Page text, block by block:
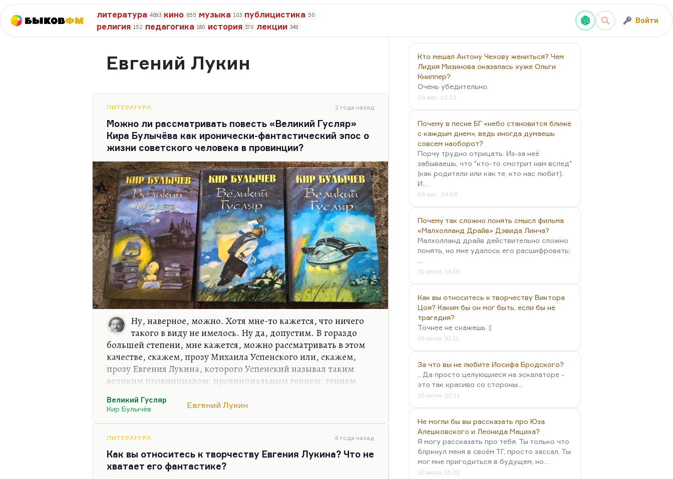
БыковФМ
литература 4693 кино 655 музыка 103 публицистика 50
религия 152 педагогика 180 история 370 лекции 349
Войти
Евгений Лукин
ЛИТЕРАТУРА 2 года назад
Можно ли рассматривать повесть «Великий Гусляр»
Кира Булычёва как иронически-фантастический эпос о
жизни советского человека в провинции?
Ну, наверное, можно. Хотя мне-то кажется, что ничего
такого в виду не имелось. Ну да, допустим. В гораздо
большей степени, мне кажется, можно рассматривать в этом
качестве, скажем, прозу Михаила Успенского или, скажем,
прозу Евгения Лукина, которого Успенский называл таким
великим провинциалом, провинциальным гением, гением
Булычёва, то вот из его сочинений, мне кажется, что самое
откровенное, ну, лучшее изображение провинции — это такая
страшненькая такая. Помните, где на провинциальном базаре
вдруг начинают продавать странные яблоки из параллельного
мира. И вот «провинция…
Великий Гусляр
Кир Булычёв
Евгений Лукин
ЛИТЕРАТУРА 4 года назад
Как вы относитесь к творчеству Евгения Лукина? Что не
хватает его фантастике?
Кто мешал Антону Чехову жениться? Чем
Лидия Мизинова оказалась хуже Ольги
Книппер?
Очень убедительно.
06 авг., 01:23
Почему в песне БГ «небо становится ближе
с каждым днем», ведь иногда думаешь
совсем наоборот?
Порчу трудно отрицать. Из-за неё
забываешь, что "кто-то смотрит нам вслед"
(как родители или как те, кто нас любит).
И…
03 авг., 04:58
Почему так сложно понять смысл фильма
«Малхолланд Драйв» Дэвида Линча?
Малхолланд драйв действительно сложно
понять, но мне удалось его расшифровать:
31 июля, 14:05
Как вы относитесь к творчеству Виктора
Цоя? Каким бы он мог быть, если бы не
трагедия?
Точнее не скажешь :(
16 июля, 21:11
За что вы не любите Иосифа Бродского?
...Да просто целующиеся на эскалаторе -
это так красиво со стороны...
16 июля, 20:11
Не могли бы вы рассказать про Юза
Алешковского и Леонида Мациха?
Я могу рассказать про тебя. Ты только что
блркнул меня в своём ТГ, просто зассал. Ты
мог мне пригодиться в будущем, но…
12 июля, 15:25